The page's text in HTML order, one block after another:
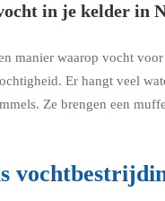
in je kelder in
manier waarop vocht
Er hangt veel
Ze brengen een